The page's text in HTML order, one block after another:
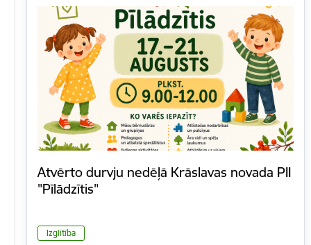
Atvērto durvju nedēļā Krāslavas novada PII
"Pīlādzītis"
Izglītība